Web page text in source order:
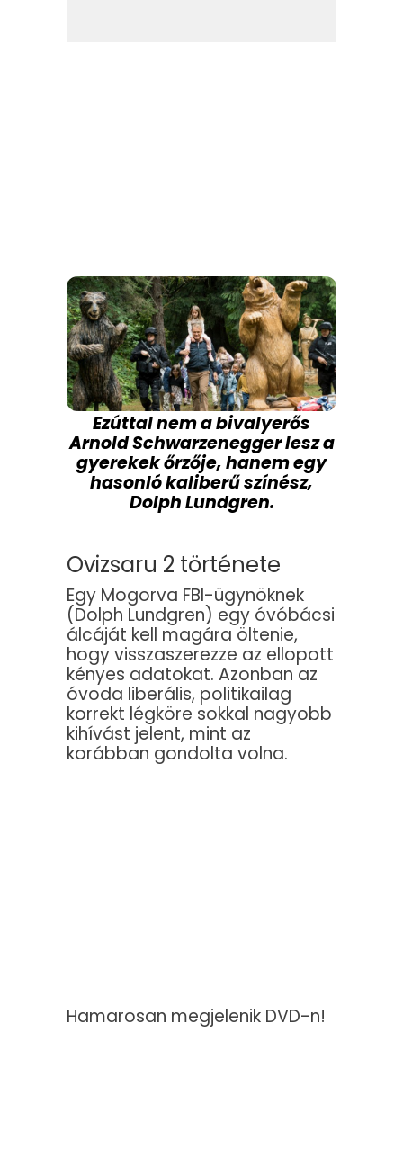
Ezúttal nem a bivalyerős
Arnold Schwarzenegger lesz a
gyerekek őrzője, hanem egy
hasonló kaliberű színész,
Dolph Lundgren.
Ovizsaru 2 története
Egy Mogorva FBI-ügynöknek
(Dolph Lundgren) egy óvóbácsi
álcáját kell magára öltenie,
hogy visszaszerezze az ellopott
kényes adatokat. Azonban az
óvoda liberális, politikailag
korrekt légköre sokkal nagyobb
kihívást jelent, mint az
korábban gondolta volna.
Hamarosan megjelenik DVD-n!